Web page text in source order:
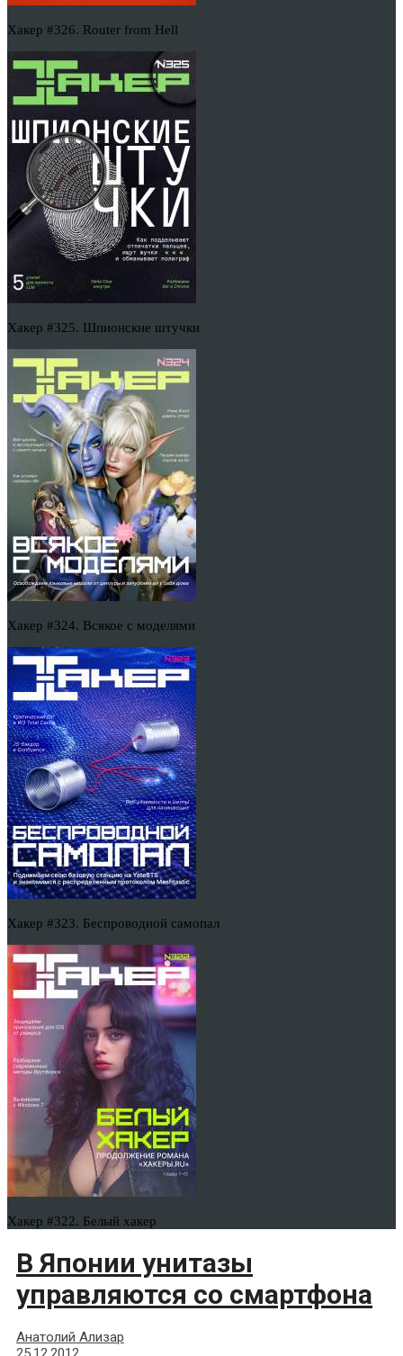
Хакер #326. Router from Hell
Хакер #325. Шпионские штучки
Хакер #324. Всякое с моделями
Хакер #323. Беспроводной самопал
Хакер #322. Белый хакер
В Японии унитазы
управляются со смартфона
Анатолий Ализар